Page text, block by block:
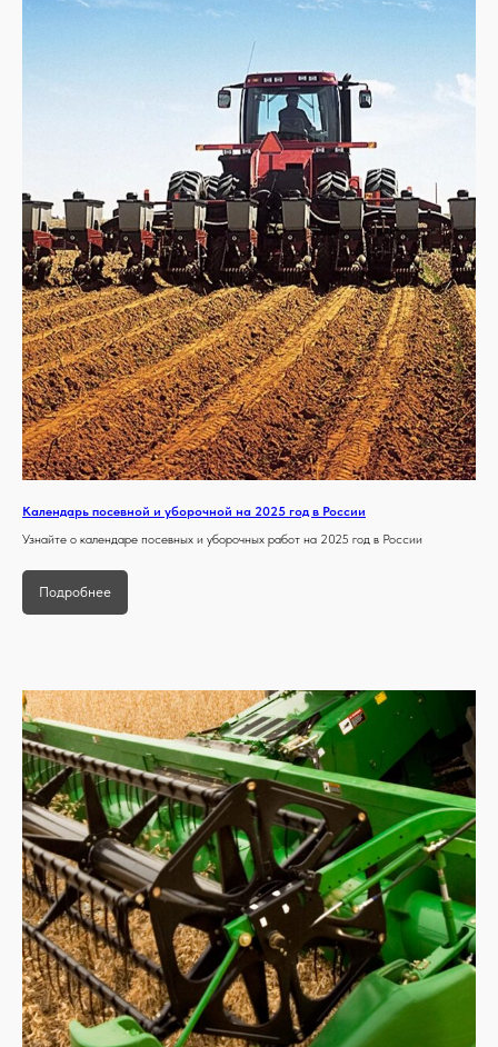
Календарь посевной и уборочной на 2025 год в России
Узнайте о календаре посевных и уборочных работ на 2025 год в России
Подробнее
КОНТАКТЫ
Свяжитесь с нами, если у вас
есть какие-либо вопросы
WHATSAPP TELEGRAM
+7
Я согласен сполитикой
конфиденциальности
Отправить
INSTAGRAM TIKTOK
VKONTAKTE